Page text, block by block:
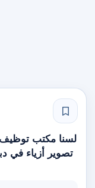
لسنا مكتب
تصوير أزياء في